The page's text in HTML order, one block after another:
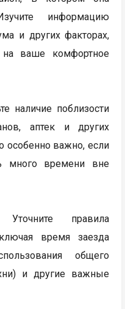
информацию
и других факторах,
на ваше комфортное
наличие поблизости
аптек и других
особенно важно, если
много времени вне
правила
время заезда
общего
и другие важные